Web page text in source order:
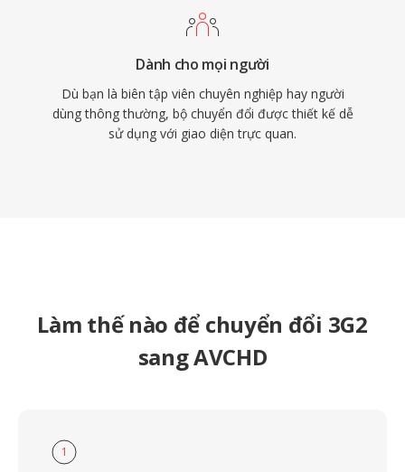
Dành cho mọi người
Dù bạn là biên tập viên chuyên nghiệp hay người
dùng thông thường, bộ chuyển đổi được thiết kế dễ
sử dụng với giao diện trực quan.
Làm thế nào để chuyển đổi 3G2
sang AVCHD
1